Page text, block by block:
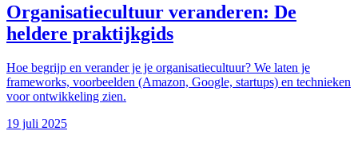
Organisatiecultuur veranderen: De
heldere praktijkgids
Hoe begrijp en verander je je organisatiecultuur? We laten je
frameworks, voorbeelden (Amazon, Google, startups) en technieken
voor ontwikkeling zien.
19 juli 2025